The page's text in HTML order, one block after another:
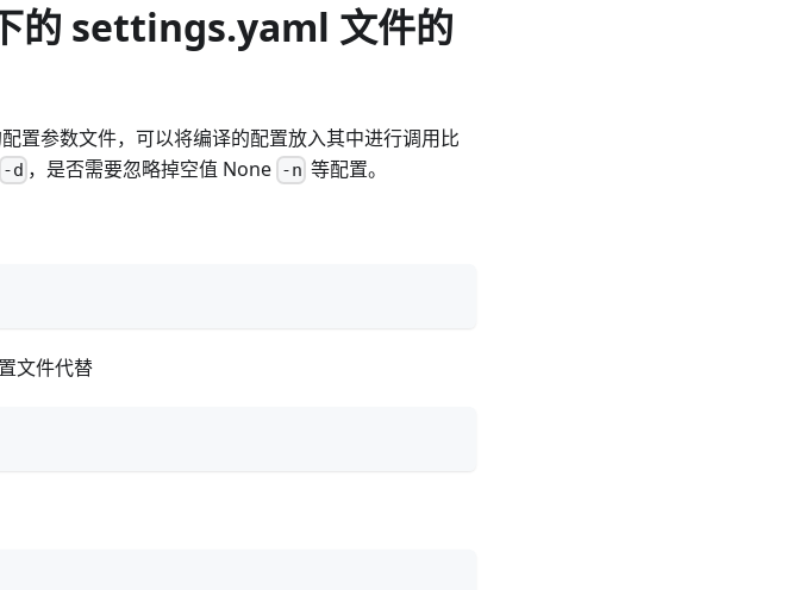
的 settings.yaml 文件的
置参数文件，可以将编译的配置放入其中进行调用比
-d ，是否需要忽略掉空值 None -n 等配置。
文件代替